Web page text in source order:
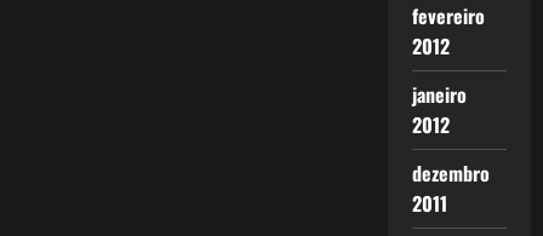
fevereiro
2012
janeiro
2012
dezembro
2011